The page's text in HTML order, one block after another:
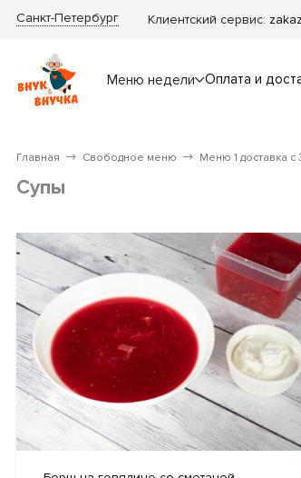
Санкт-Петербург Клиентский сервис:
Меню недели Оплата и
Главная Свободное меню Меню 1 доставка с
Супы